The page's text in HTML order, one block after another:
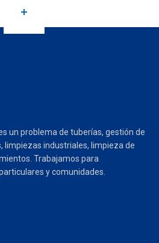
un problema de tuberías, gestión de
limpiezas industriales, limpieza de
Trabajamos para
y comunidades.